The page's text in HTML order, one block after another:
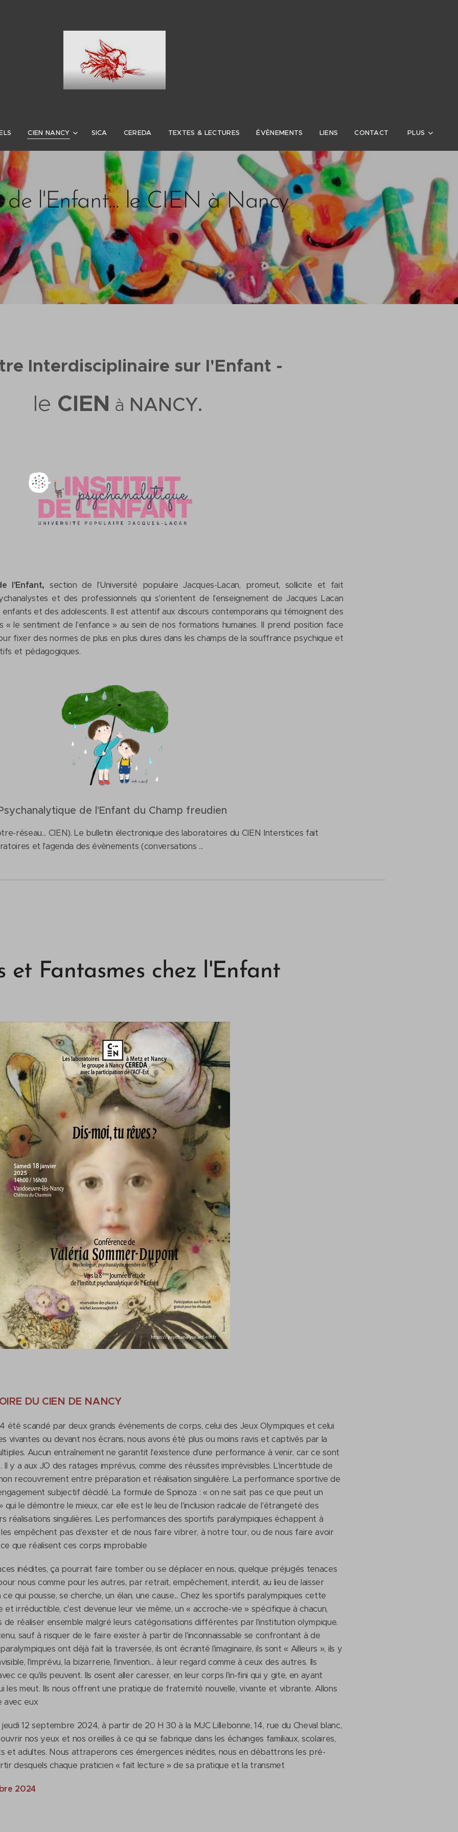
CIEN NANCY SICA CEREDA TEXTES & LECTURES ÉVÈNEMENTS LIENS CONTACT PLUS
de l'Enfant... le CIEN à Nancy
Interdisciplinaire sur l'Enfant -
le CIEN à NANCY.
l'Enfant, section de l'Université populaire Jacques-Lacan, promeut, sollicite et fait
et des professionnels qui s'orientent de l'enseignement de Jacques Lacan
et des adolescents. Il est attentif aux discours contemporains qui témoignent des
« le sentiment de l'enfance » au sein de nos formations humaines. Il prend position face
fixer des normes de plus en plus dures dans les champs de la souffrance psychique et
et pédagogiques.
de l'Enfant du Champ freudien
réseau... CIEN). Le bulletin électronique des laboratoires du CIEN Interstices fait
et l'agenda des évènements (conversations ...
et Fantasmes chez l'Enfant
DU CIEN DE NANCY
été scandé par deux grands événements de corps, celui des Jeux Olympiques et celui
vivantes ou devant nos écrans, nous avons été plus ou moins ravis et captivés par la
Aucun entraînement ne garantit l'existence d'une performance à venir, car ce sont
y a aux JO des ratages imprévus, comme des réussites imprévisibles. L'incertitude de
recouvrement entre préparation et réalisation singulière. La performance sportive de
subjectif décidé. La formule de Spinoza : « on ne sait pas ce que peut un
qui le démontre le mieux, car elle est le lieu de l'inclusion radicale de l'étrangeté des
réalisations singulières. Les performances des sportifs paralympiques échappent à
empêchent pas d'exister et de nous faire vibrer, à notre tour, ou de nous faire avoir
que réalisent ces corps improbable
inédites, ça pourrait faire tomber ou se déplacer en nous, quelque préjugés tenaces
nous comme pour les autres, par retrait, empêchement, interdit, au lieu de laisser
qui pousse, se cherche, un élan, une cause... Chez les sportifs paralympiques cette
irréductible, c'est devenue leur vie même, un « accroche-vie » spécifique à chacun,
de réaliser ensemble malgré leurs catégorisations différentes par l'institution olympique.
sauf à risquer de le faire exister à partir de l'inconnaissable se confrontant à de
ont déjà fait la traversée, ils ont écranté l'imaginaire, ils sont « Ailleurs », ils y
l'imprévu, la bizarrerie, l'invention... à leur regard comme à ceux des autres. Ils
ce qu'ils peuvent. Ils osent aller caresser, en leur corps l'in-fini qui y gite, en ayant
les meut. Ils nous offrent une pratique de fraternité nouvelle, vivante et vibrante. Allons
eux ?
12 septembre 2024, à partir de 20 H 30 à la MJC Lillebonne, 14, rue du Cheval blanc,
nos yeux et nos oreilles à ce qui se fabrique dans les échanges familiaux, scolaires,
et adultes. Nous attraperons ces émergences inédites, nous en débattrons les pré-
desquels chaque praticien « fait lecture » de sa pratique et la transmet.
2024